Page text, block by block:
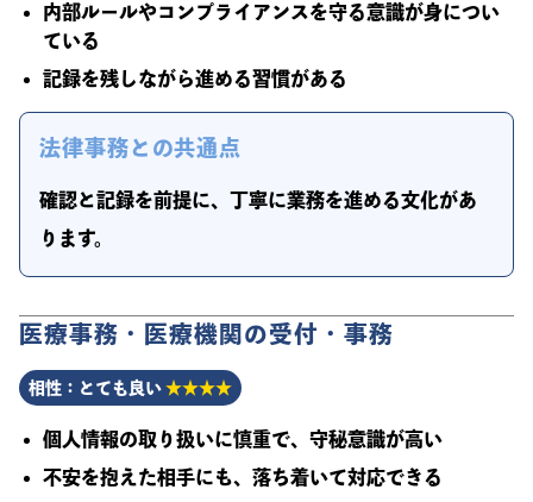
内部ルールやコンプライアンスを守る意識が身につい
ている
記録を残しながら進める習慣がある
法律事務との共通点
確認と記録を前提に、丁寧に業務を進める文化があ
ります。
医療事務・医療機関の受付・事務
相性：とても良い ★★★★
個人情報の取り扱いに慎重で、守秘意識が高い
不安を抱えた相手にも、落ち着いて対応できる